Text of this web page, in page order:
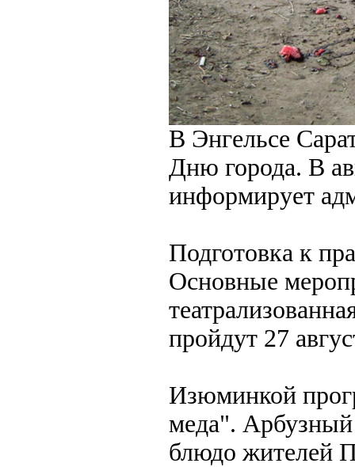
В Энгельсе
Дню города. В
информирует
Подготовка к
Основные
пройдут 27
Изюминкой
меда". Арбузный
блюдо жителей